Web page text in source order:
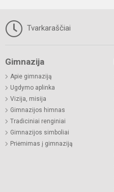
Tvarkaraščiai
Gimnazija
Apie gimnaziją
Ugdymo aplinka
Vizija, misija
Gimnazijos himnas
Tradiciniai renginiai
Gimnazijos simboliai
Priėmimas į gimnaziją